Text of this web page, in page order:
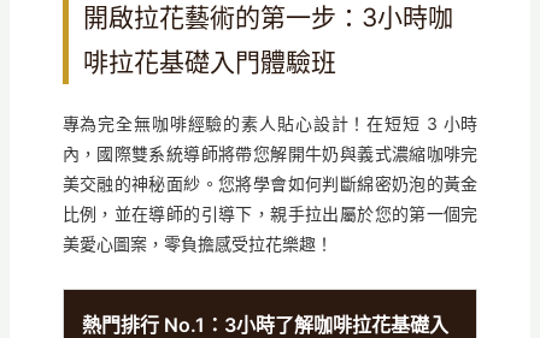
開啟拉花藝術的第一步：3小時咖
啡拉花基礎入門體驗班
專為完全無咖啡經驗的素人貼心設計！在短短 3 小時
內，國際雙系統導師將帶您解開牛奶與義式濃縮咖啡完
美交融的神秘面紗。您將學會如何判斷綿密奶泡的黃金
比例，並在導師的引導下，親手拉出屬於您的第一個完
美愛心圖案，零負擔感受拉花樂趣！
熱門排行 No.1：3小時了解咖啡拉花基礎入